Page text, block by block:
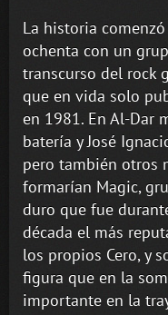
La historia
ochenta con un
transcurso del rock
que en vida solo
en 1981. En Al-Dar
batería y José
pero también otros
formarían Magic,
duro que fue
década el más
los propios Cero, y
figura que en la
importante en la